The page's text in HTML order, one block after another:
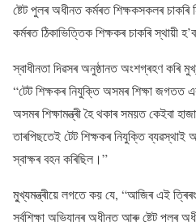
ষ্টেট পুলৰ অধীনত কৰ্মৰত শিক্ষকসকলৰ
কৰ্মৰত ঠিকাভিত্তিক শিক্ষকৰ চাকৰি স্থায়ী
স্বাধীনতা দিৱসৰ অনুষ্ঠানত অংশগ্ৰহণ কৰি
“টেট শিক্ষকৰ নিযুক্তি অসমৰ শিক্ষা
অসমৰ শিক্ষামন্ত্ৰী হৈ থকাৰ সময়ত কেইবা
তাৰপিছতেই টেট শিক্ষকৰ নিযুক্তি
স্বাক্ষৰ বহন কৰিছিল।”
মু্খ্যমন্ত্ৰীয়ে লগতে কয় যে, “আজিৰ এই
সৰ্বশিক্ষা অভিযানৰ অধীনত আৰু ষ্টেট পুলৰ